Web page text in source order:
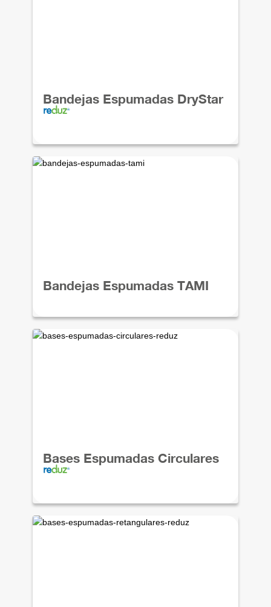
Bandejas Espumadas DryStar
Bandejas Espumadas TAMI
Bases Espumadas Circulares